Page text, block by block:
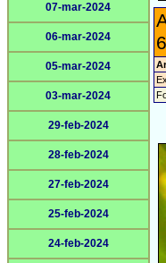
07-mar-2024
06-mar-2024
05-mar-2024
03-mar-2024
29-feb-2024
28-feb-2024
27-feb-2024
25-feb-2024
24-feb-2024